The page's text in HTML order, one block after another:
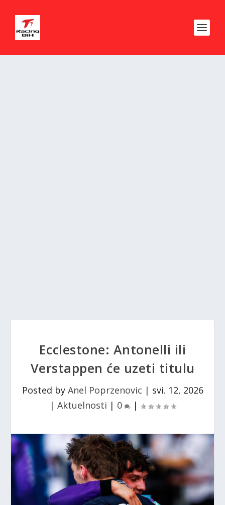
Ecclestone: Antonelli ili
Verstappen će uzeti titulu
Posted by Anel Poprzenovic | svi. 12, 2026
| Aktuelnosti | 0 |